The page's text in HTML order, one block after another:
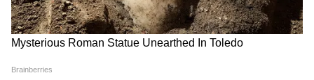
देर रात Rishabh Pant की इस शिकायत पर
CM Pushkar Dhami की पहली प्रतिक्रिया